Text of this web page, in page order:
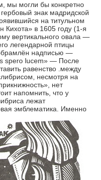
мы могли бы конкретно
знак мадридской
на титульном
Кихота» в 1605 году (1-я
вертикального овала —
легендарной птицы
надписью —
spero lucem» — После
равенство .между
несмотря на
нет
напомнить, что у
лежат
эмблематика. Именно